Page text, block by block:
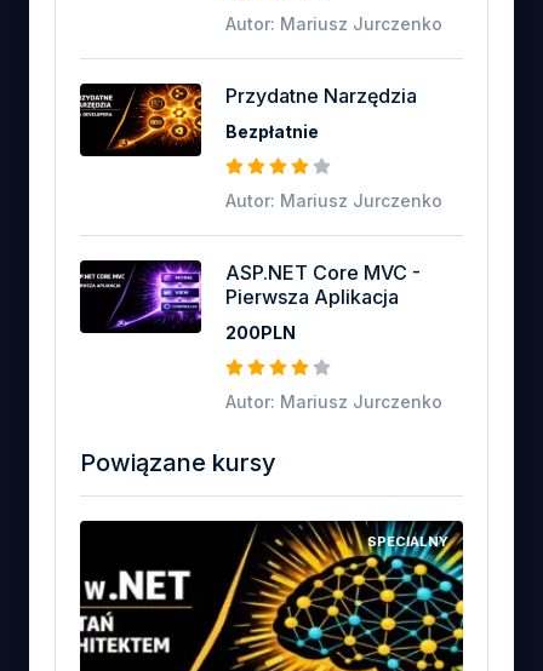
Powiązane kursy
SPECIALNY
Autor: Mariusz Jurczenko
Przydatne Narzędzia
Bezpłatnie
Autor: Mariusz Jurczenko
ASP.NET Core MVC -
Pierwsza Aplikacja
200PLN
Autor: Mariusz Jurczenko